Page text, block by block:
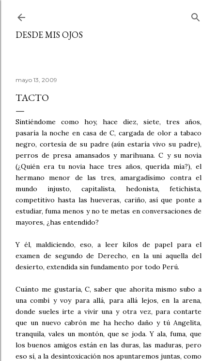
DESDE MIS OJOS
mayo 13, 2009
TACTO
Sintiéndome como hoy, hace diez, siete, tres años,
pasaría la noche en casa de C, cargada de olor a tabaco
negro, cortesía de su padre (aún estaría vivo su padre),
perros de presa amansados y marihuana. C y su novia
(¿Quién era tu novia hace tres años, querida mía?), el
hermano menor de las tres, amargadísimo contra el
mundo injusto, capitalista, hedonista, fetichista,
competitivo hasta las hueveras, cariño, así que ponte a
estudiar, fuma menos y no te metas en conversaciones de
mayores, ¿has entendido?
Y él, maldiciendo, eso, a leer kilos de papel para el
examen de segundo de Derecho, en la uni aquella del
desierto, extendida sin fundamento por todo Perú.
Cuánto me gustaría, C, saber que ahorita mismo subo a
una combi y voy para allá, para allá lejos, en la arena,
donde sueles irte a vivir una y otra vez, para contarte
que un nuevo cabrón me ha hecho daño y tú Angelita,
tranquila, vales un montón, que se joda. Y ala, fuma, que
los buenos amigos están en las duras, las maduras, pero
eso sí, a la desintoxicación nos apuntaremos juntas, como